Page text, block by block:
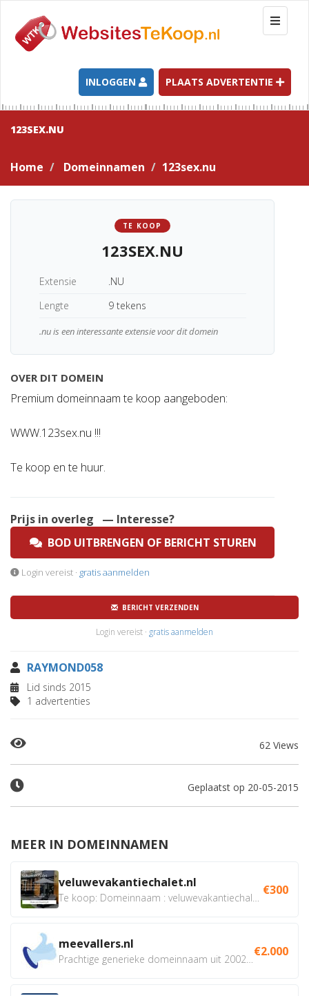
T
o
g
l
e
n
a
t
INLOGGEN PLAATS ADVERTENTIE
123SEX.NU
Home Domeinnamen 123sex.nu
TE KOOP
123SEX.NU
Extensie
.NU
Lengte
9 tekens
.nu is een interessante extensie voor dit domein
OVER DIT DOMEIN
Premium domeinnaam te koop aangeboden:
WWW.123sex.nu !!!
Te koop en te huur.
Prijs in overleg
— Interesse?
BOD UITBRENGEN OF BERICHT STUREN
Login vereist · gratis aanmelden
BERICHT VERZENDEN
Login vereist · gratis aanmelden
RAYMOND058
Lid sinds 2015
1 advertenties
62 Views
Geplaatst op 20-05-2015
MEER IN DOMEINNAMEN
veluwevakantiechalet.nl €300
meevallers.nl €2.000